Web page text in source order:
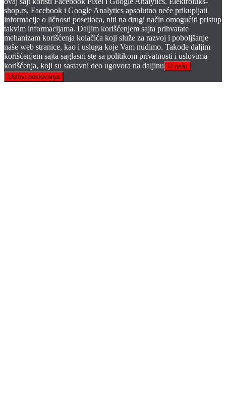
shop.rs, Facebook i Google Analytics apsolutno neće prikupljati
informacije o ličnosti posetioca, niti na drugi način omogućiti pristup
takvim informacijama. Daljim korišćenjem sajta prihvatate
mehanizam korišćenja kolačića koji služe za razvoj i poboljšanje
naše web stranice, kao i usluga koje Vam nudimo. Takođe daljim
korišćenjem sajta saglasni ste sa politikom privatnosti i uslovima
korišćenja, koji su sastavni deo ugovora na daljinu
U redu
Uslovi poslovanja